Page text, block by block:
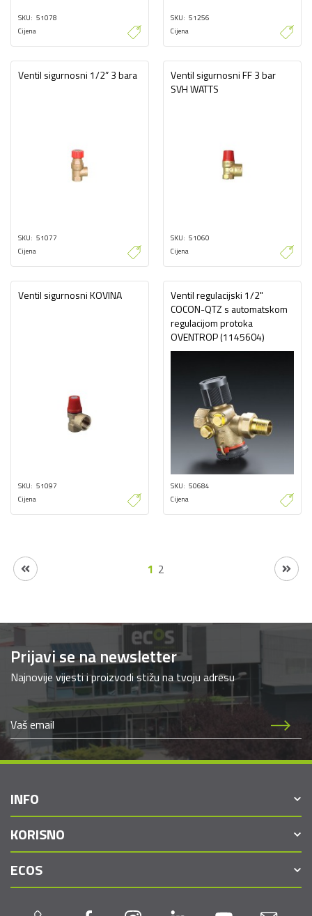
SKU 51078
Cijena
SKU 51256
Cijena
Ventil sigurnosni 1/2” 3 bara
SKU 51077
Cijena
Ventil sigurnosni FF 3 bar
SVH WATTS
SKU 51060
Cijena
Ventil sigurnosni KOVINA
SKU 51097
Cijena
Ventil regulacijski 1/2"
COCON-QTZ s automatskom
regulacijom protoka
OVENTROP (1145604)
SKU 50684
Cijena
1 2
Prijavi se na newsletter
Najnovije vijesti i proizvodi stižu na tvoju adresu
INFO
KORISNO
ECOS